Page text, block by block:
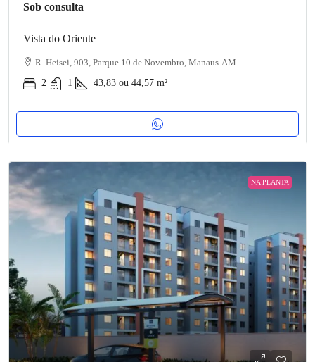
Sob consulta
Vista do Oriente
R. Heisei, 903, Parque 10 de Novembro, Manaus-AM
2
1 43,83 ou 44,57 m²
NA PLANTA